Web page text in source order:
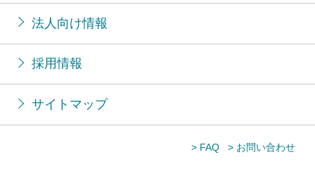
法人向け情報
採用情報
サイトマップ
> FAQ > お問い合わせ